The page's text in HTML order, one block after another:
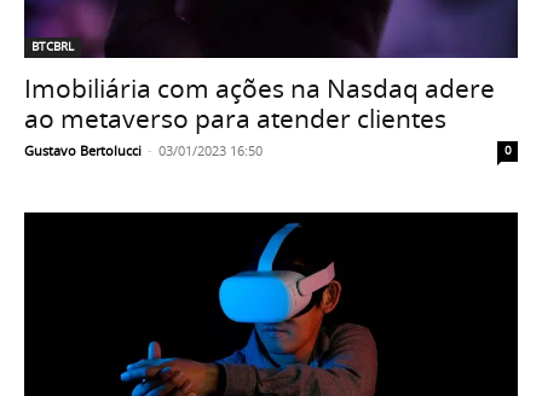
BTCBRL
Imobiliária com ações na Nasdaq adere
ao metaverso para atender clientes
Gustavo Bertolucci - 03/01/2023 16:50 0